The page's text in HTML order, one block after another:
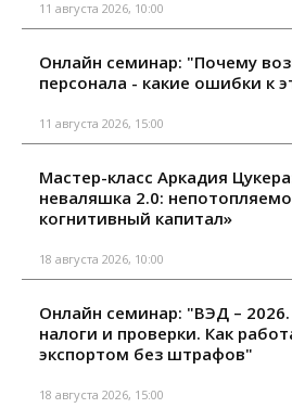
11 августа 2026, 10:00
Онлайн семинар: "Почему
персонала - какие ошибки к
11 августа 2026, 15:00
Мастер-класс Аркадия
неваляшка 2.0:
когнитивный капитал»
18 августа 2026, 10:00
Онлайн семинар: "ВЭД –
налоги и проверки. Как
экспортом без штрафов"
18 августа 2026, 15:00